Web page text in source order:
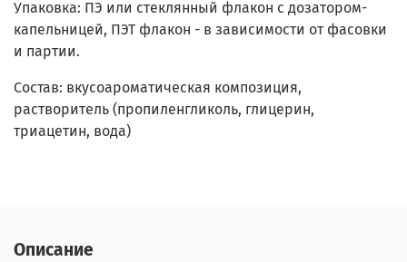
Упаковка: ПЭ или стеклянный флакон с дозатором-
капельницей, ПЭТ флакон - в зависимости от фасовки
и партии.
Состав: вкусоароматическая композиция,
растворитель (пропиленгликоль, глицерин,
триацетин, вода)
Описание